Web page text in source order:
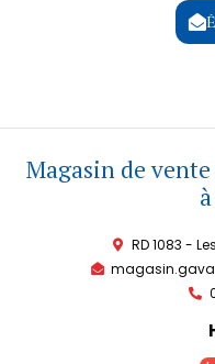
Magasin de
RD 1083 -